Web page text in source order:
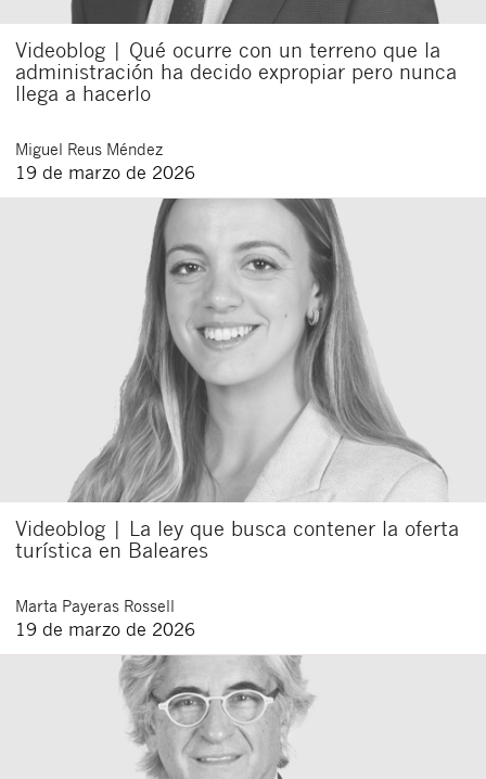
Videoblog | Qué ocurre con un terreno que la
administración ha decido expropiar pero nunca
llega a hacerlo
Miguel Reus Méndez
19 de marzo de 2026
Videoblog | La ley que busca contener la oferta
turística en Baleares
Marta Payeras Rossell
19 de marzo de 2026